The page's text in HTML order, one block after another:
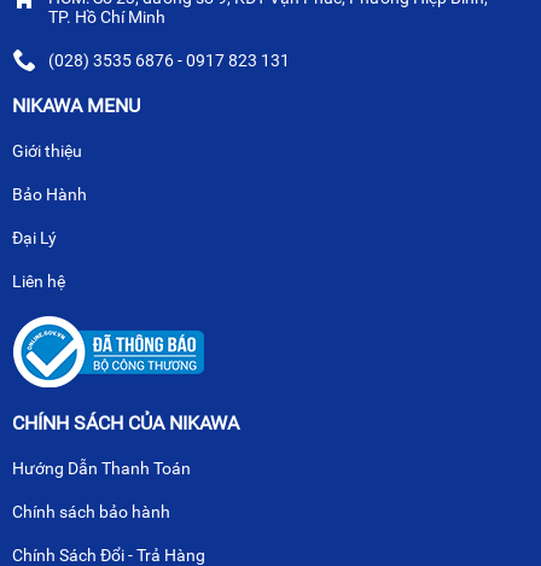
TP. Hồ Chí Minh
(028) 3535 6876 - 0917 823 131
NIKAWA MENU
Giới thiệu
Bảo Hành
Đại Lý
Liên hệ
CHÍNH SÁCH CỦA NIKAWA
Hướng Dẫn Thanh Toán
Chính sách bảo hành
Chính Sách Đổi - Trả Hàng